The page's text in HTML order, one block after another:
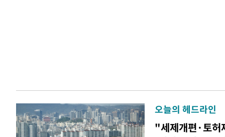
오늘의 헤드라인
"세제개편·토허